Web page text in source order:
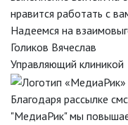
нравится работать с
Надеемся на
Голиков Вячеслав
Управляющий клиникой
Благодаря рассылке
"МедиаРик" мы